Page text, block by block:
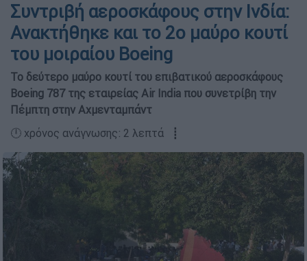
Συντριβή αεροσκάφους στην Ινδία:
Ανακτήθηκε και το 2ο μαύρο κουτί
του μοιραίου Boeing
Το δεύτερο μαύρο κουτί του επιβατικού αεροσκάφους
Boeing 787 της εταιρείας Air India που συνετρίβη την
Πέμπτη στην Αχμενταμπάντ
🕛 χρόνος ανάγνωσης: 2 λεπτά ┋